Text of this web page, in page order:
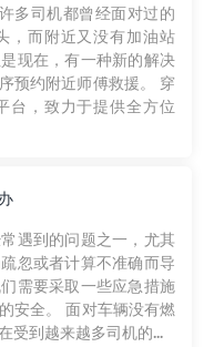
多司机都曾经面对过的
，而附近又没有加油站
现在，有一种新的解决
预约附近师傅救援。 穿
台，致力于提供全方位
遇到的问题之一，尤其
忽或者计算不准确而导
需要采取一些应急措施
安全。 面对车辆没有燃
受到越来越多司机的...